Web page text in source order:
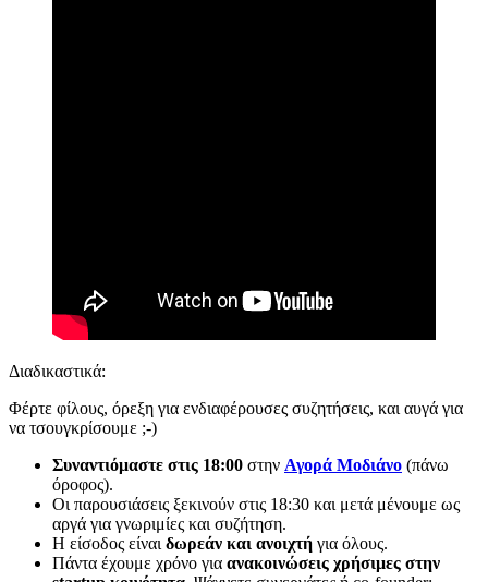
Διαδικαστικά:
Φέρτε φίλους, όρεξη για ενδιαφέρουσες συζητήσεις, και αυγά για
να τσουγκρίσουμε ;-)
Συναντιόμαστε στις 18:00 στην Αγορά Μοδιάνο (πάνω
όροφος).
Οι παρουσιάσεις ξεκινούν στις 18:30 και μετά μένουμε ως
αργά για γνωριμίες και συζήτηση.
Η είσοδος είναι δωρεάν και ανοιχτή για όλους.
Πάντα έχουμε χρόνο για ανακοινώσεις χρήσιμες στην